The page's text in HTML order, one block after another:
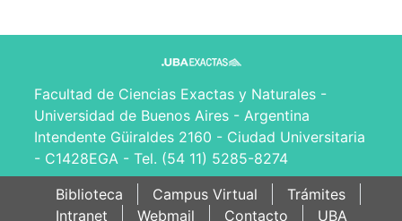
Facultad de Ciencias Exactas y Naturales -
Universidad de Buenos Aires - Argentina
Intendente Güiraldes 2160 - Ciudad Universitaria
- C1428EGA - Tel. (54 11) 5285-8274
Biblioteca
Campus Virtual
Trámites
Intranet
Webmail Contacto UBA